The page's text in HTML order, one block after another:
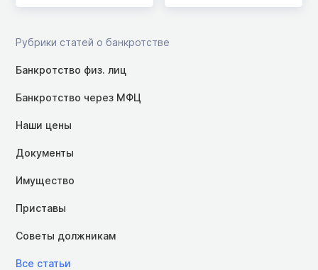
Рубрики статей о банкротстве
Банкротство физ. лиц
Банкротство через МФЦ
Наши цены
Документы
Имущество
Приставы
Советы должникам
Все статьи